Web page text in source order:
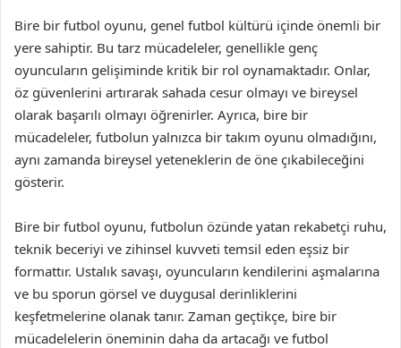
Bire bir futbol oyunu, genel futbol kültürü içinde önemli bir
yere sahiptir. Bu tarz mücadeleler, genellikle genç
oyuncuların gelişiminde kritik bir rol oynamaktadır. Onlar,
öz güvenlerini artırarak sahada cesur olmayı ve bireysel
olarak başarılı olmayı öğrenirler. Ayrıca, bire bir
mücadeleler, futbolun yalnızca bir takım oyunu olmadığını,
aynı zamanda bireysel yeteneklerin de öne çıkabileceğini
gösterir.
Bire bir futbol oyunu, futbolun özünde yatan rekabetçi ruhu,
teknik beceriyi ve zihinsel kuvveti temsil eden eşsiz bir
formattır. Ustalık savaşı, oyuncuların kendilerini aşmalarına
ve bu sporun görsel ve duygusal derinliklerini
keşfetmelerine olanak tanır. Zaman geçtikçe, bire bir
mücadelelerin öneminin daha da artacağı ve futbol